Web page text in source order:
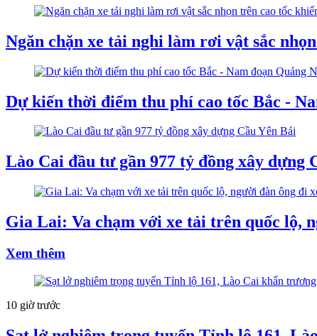
Ngăn chặn xe tải nghi làm rơi vật sắc
Dự kiến thời điểm thu phí cao tốc Bắc -
Lào Cai đầu tư gần 977 tỷ đồng xây dựng
Gia Lai: Va chạm với xe tải trên quốc lộ,
Xem thêm
10 giờ trước